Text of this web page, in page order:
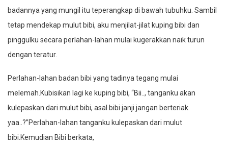
badannya yang mungil itu teperangkap di bawah tubuhku. Sambil
tetap mendekap mulut bibi, aku menjilat-jilat kuping bibi dan
pinggulku secara perlahan-lahan mulai kugerakkan naik turun
dengan teratur.
Perlahan-lahan badan bibi yang tadinya tegang mulai
melemah.Kubisikan lagi ke kuping bibi, “Bii.., tanganku akan
kulepaskan dari mulut bibi, asal bibi janji jangan berteriak
yaa..?”Perlahan-lahan tanganku kulepaskan dari mulut
bibi.Kemudian Bibi berkata,